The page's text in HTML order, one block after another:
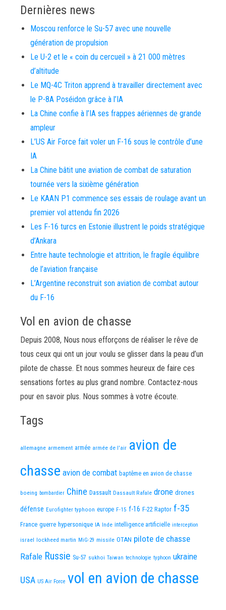
Dernières news
Moscou renforce le Su-57 avec une nouvelle
génération de propulsion
Le U-2 et le « coin du cercueil » à 21 000 mètres
d’altitude
Le MQ-4C Triton apprend à travailler directement avec
le P-8A Poséidon grâce à l’IA
La Chine confie à l’IA ses frappes aériennes de grande
ampleur
L’US Air Force fait voler un F-16 sous le contrôle d’une
IA
La Chine bâtit une aviation de combat de saturation
tournée vers la sixième génération
Le KAAN P1 commence ses essais de roulage avant un
premier vol attendu fin 2026
Les F-16 turcs en Estonie illustrent le poids stratégique
d’Ankara
Entre haute technologie et attrition, le fragile équilibre
de l’aviation française
L’Argentine reconstruit son aviation de combat autour
du F-16
Vol en avion de chasse
Depuis 2008, Nous nous efforçons de réaliser le rêve de
tous ceux qui ont un jour voulu se glisser dans la peau d’un
pilote de chasse. Et nous sommes heureux de faire ces
sensations fortes au plus grand nombre. Contactez-nous
pour en savoir plus. Nous sommes à votre écoute.
Tags
allemagne armement armée armée de l'air avion de
chasse avion de combat baptême en avion de chasse
boeing bombardier Chine Dassault Dassault Rafale drone drones
défense Eurofighter typhoon europe F-15 f-16 F-22 Raptor f-35
France guerre hypersonique IA Inde intelligence artificielle interception
israel lockheed martin MiG-29 missile OTAN pilote de chasse
Rafale Russie Su-57 sukhoi Taiwan technologie typhoon ukraine
USA US Air Force vol en avion de chasse